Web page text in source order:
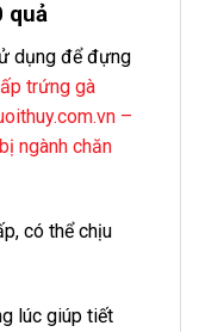
quả
dụng để đựng
trứng gà
–
ngành chăn
có thể chịu
lúc giúp tiết